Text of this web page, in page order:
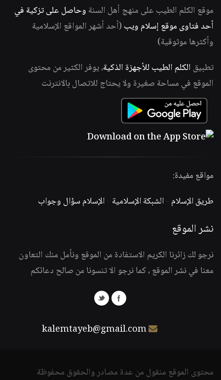
موقع الكلم الطيب على منهج أهل السنة وحاصل على تزكية في
أحد فتاوى موقع إسلام ويب (أحد أشهر المواقع الإسلامية
وأكثرها موثوقية)
تطبيق الكلم الطيب للأجهزة الذكية، يوفر الكثير من محتوى
الموقع في مساحة صغيرة ولا يحتاج للاتصال بالانترنت
مواقع مفيدة:
طريق الإسلام -الشبكة الإسلامية -الإسلام سؤال وجواب
نشر الموقع
نرجو لك زائرنا الكريم الاستفادة من الموقع ونأمل منك التعاون
معنا في نشر الموقع ، كما نرجو الا تنسونا من صالح دعائكم
kalemtayeb@gmail.com
محتوى الموقع منقول من عدة مصادر والحقوق محفوظة